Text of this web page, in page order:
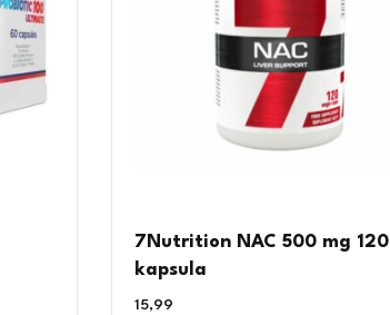
7Nutrition NAC 500 mg 120
kapsula
15,99